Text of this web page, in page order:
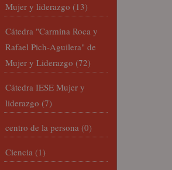
Mujer y liderazgo (13)
Cátedra "Carmina Roca y
Rafael Pich-Aguilera" de
Mujer y Liderazgo (72)
Cátedra IESE Mujer y
liderazgo (7)
centro de la persona (0)
Ciencia (1)